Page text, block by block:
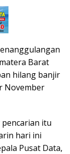
Barat
hilang banjir
November
pencarian itu
hari ini
Pusat Data,